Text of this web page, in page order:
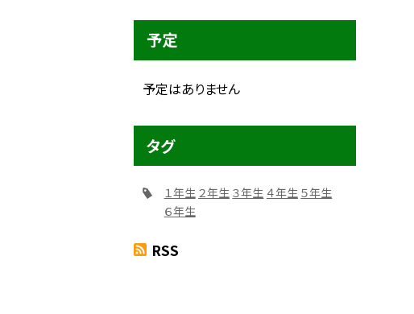
予定
予定はありません
タグ
１年生 ２年生 ３年生 ４年生 ５年生
６年生
RSS